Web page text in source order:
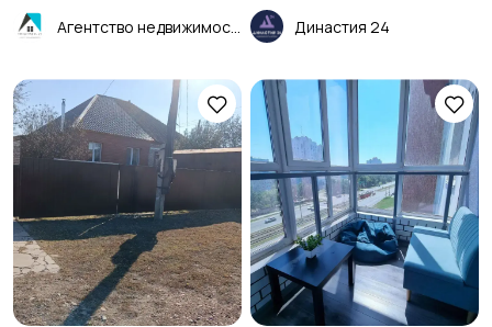
Династия 24